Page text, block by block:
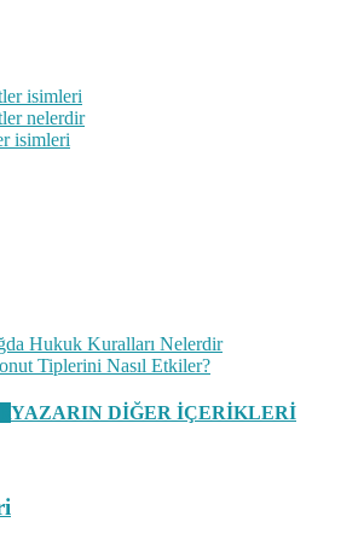
isimleri
nelerdir
isimleri
Hukuk Kuralları Nelerdir
Tiplerini Nasıl Etkiler?
YAZARIN DİĞER İÇERİKLERİ